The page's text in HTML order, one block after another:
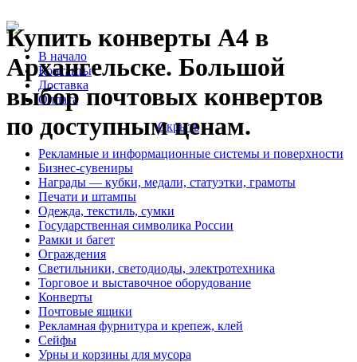
Купить конверты А4 в
Архангельске. Большой
выбор почтовых конвертов
по доступным ценам.
В начало
Контакты
Доставка
Оплата
Скрыть
Рекламные и информационные системы и поверхности
Бизнес-сувениры
Награды — кубки, медали, статуэтки, грамоты
Печати и штампы
Одежда, текстиль, сумки
Государственная символика России
Рамки и багет
Ограждения
Светильники, светодиоды, электротехника
Торговое и выставочное оборудование
Конверты
Почтовые ящики
Рекламная фурнитура и крепеж, клей
Сейфы
Урны и корзины для мусора